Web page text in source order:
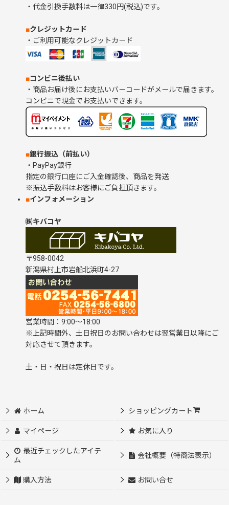
・代金引換手数料は一律330円(税込)です。
■クレジットカード
・ご利用可能なクレジットカード
■コンビニ後払い
・商品お届け後にお支払いバーコードがメールで届きます。
コンビニで現金でお支払いできます。
■銀行振込（前払い）
・PayPay銀行
指定の銀行口座にご入金確認後、商品を発送
※振込手数料はお客様にご負担頂きます。
■インフォメーション
㈱キバコヤ
〒958-0042
新潟県村上市岩船北浜町4-27
営業時間：9:00～18:00
※上記時間外、土日祝日のお問い合わせは翌営業日以降にご
対応させて頂きます。
土・日・祝日は定休日です。
ホーム ショッピングカート
マイページ お気に入り
最近チェックしたアイテ
ム
会社概要（特商法表示）
購入方法 お問い合せ